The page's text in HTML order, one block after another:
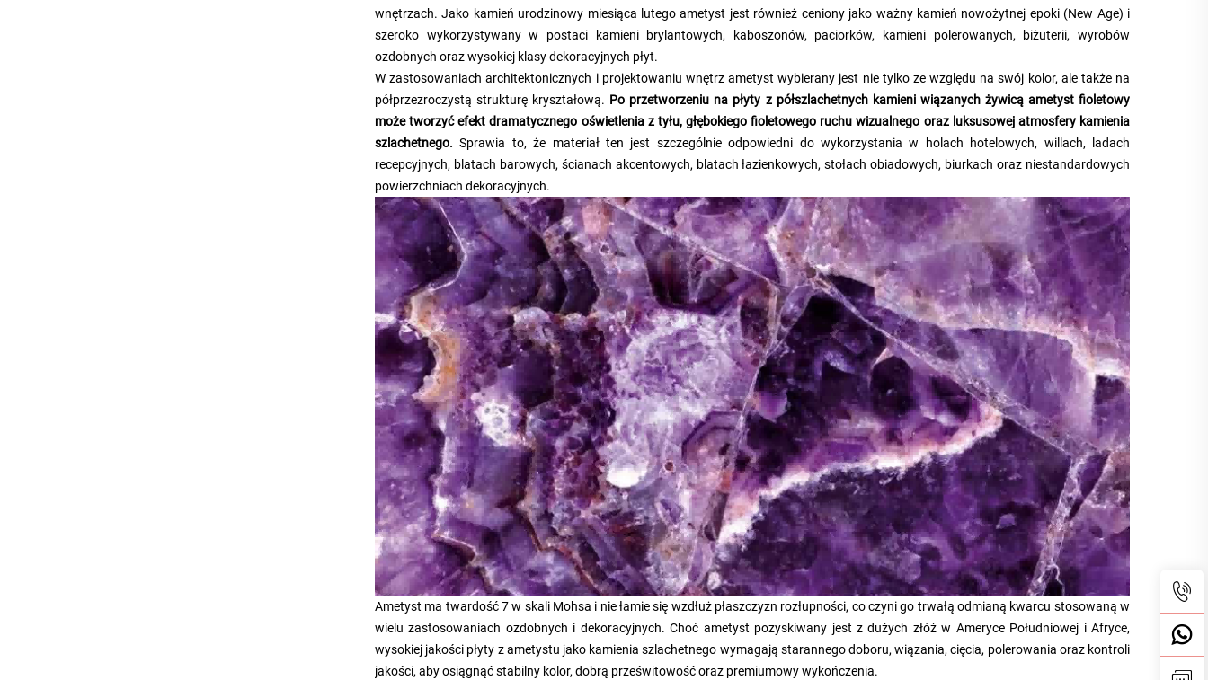
wnętrzach. Jako kamień urodzinowy miesiąca lutego ametyst jest również ceniony jako ważny kamień nowożytnej epoki (New Age) i
szeroko wykorzystywany w postaci kamieni brylantowych, kaboszonów, paciorków, kamieni polerowanych, biżuterii, wyrobów
ozdobnych oraz wysokiej klasy dekoracyjnych płyt.
W zastosowaniach architektonicznych i projektowaniu wnętrz ametyst wybierany jest nie tylko ze względu na swój kolor, ale także na
półprzezroczystą strukturę kryształową. Po przetworzeniu na płyty z półszlachetnych kamieni wiązanych żywicą ametyst fioletowy
może tworzyć efekt dramatycznego oświetlenia z tyłu, głębokiego fioletowego ruchu wizualnego oraz luksusowej atmosfery kamienia
szlachetnego.Sprawia to, że materiał ten jest szczególnie odpowiedni do wykorzystania w holach hotelowych, willach, ladach
recepcyjnych, blatach barowych, ścianach akcentowych, blatach łazienkowych, stołach obiadowych, biurkach oraz niestandardowych
powierzchniach dekoracyjnych.
Ametyst ma twardość 7 w skali Mohsa i nie łamie się wzdłuż płaszczyzn rozłupności, co czyni go trwałą odmianą kwarcu stosowaną w
wielu zastosowaniach ozdobnych i dekoracyjnych. Choć ametyst pozyskiwany jest z dużych złóż w Ameryce Południowej i Afryce,
wysokiej jakości płyty z ametystu jako kamienia szlachetnego wymagają starannego doboru, wiązania, cięcia, polerowania oraz kontroli
jakości, aby osiągnąć stabilny kolor, dobrą prześwitowość oraz premiumowy wykończenia.